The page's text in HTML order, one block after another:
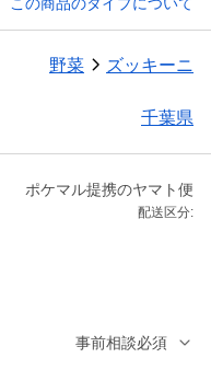
野菜 ズッキーニ
千葉県
ポケマル提携のヤマト便
配送区分:
事前相談必須